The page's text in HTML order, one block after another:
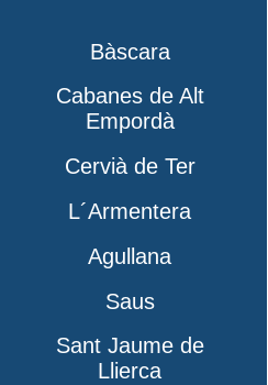
Bàscara
Cabanes de Alt
Empordà
Cervià de Ter
L´Armentera
Agullana
Saus
Sant Jaume de
Llierca